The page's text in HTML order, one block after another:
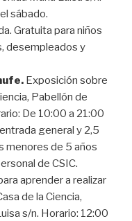
sábado.
Gratuita para niños
desempleados y
Exposición sobre
Pabellón de
De 10:00 a 21:00
general y 2,5
menores de 5 años
de CSIC.
aprender a realizar
de la Ciencia,
s/n. Horario: 12:00